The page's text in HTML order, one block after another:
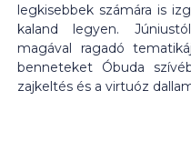
legkisebbek számára is
kaland legyen.
magával ragadó
benneteket Óbuda
zajkeltés és a virtuóz